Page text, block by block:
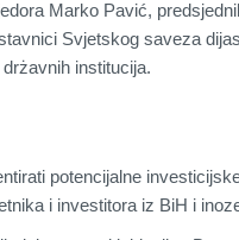
Marko Pavić,
Svjetskog saveza
institucija.
potencijalne
i investitora iz BiH i